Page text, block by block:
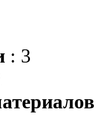
: 3